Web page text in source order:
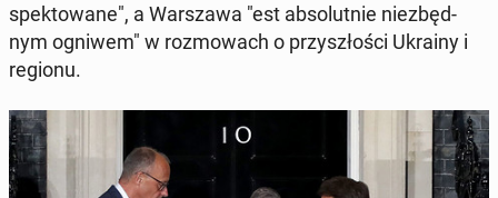
spek­to­wa­ne", a War­sza­wa "est ab­so­lut­nie nie­zbęd­
nym ogniwem" w roz­mo­wach o przy­szło­ści Ukrainy i
regionu.